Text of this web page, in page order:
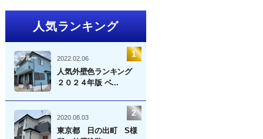
人気ランキング
2022.02.06
人気外壁色ランキング
２０２４年版 ベ...
2020.08.03
東京都 日の出町 S様